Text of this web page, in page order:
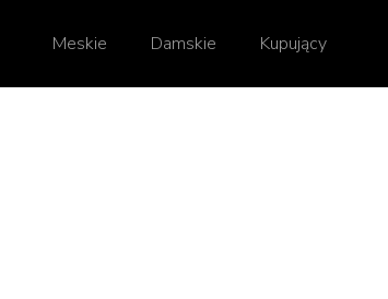
Meskie Damskie Kupujący